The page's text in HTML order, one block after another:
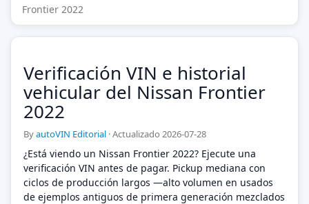
Frontier 2022
Verificación VIN e historial
vehicular del Nissan Frontier
2022
ByautoVIN Editorial ·Actualizado 2026-07-28
¿Está viendo un Nissan Frontier 2022? Ejecute una
verificación VIN antes de pagar. Pickup mediana con
ciclos de producción largos —alto volumen en usados
de ejemplos antiguos de primera generación mezclados